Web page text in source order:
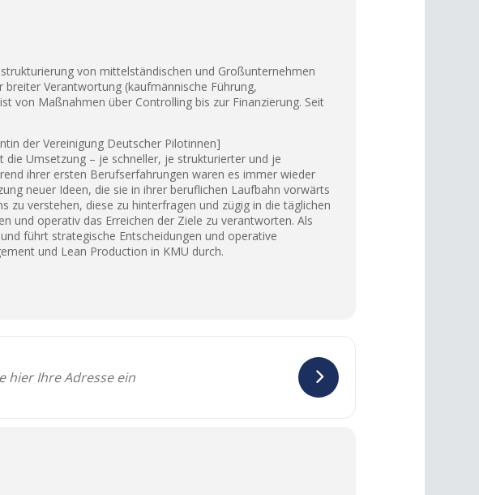
von mittelständischen und Großunternehmen
breiter Verantwortung (kaufmännische Führung,
von Maßnahmen über Controlling bis zur Finanzierung. Seit
der Vereinigung Deutscher Pilotinnen]
Umsetzung – je schneller, je strukturierter und je
ihrer ersten Berufserfahrungen waren es immer wieder
neuer Ideen, die sie in ihrer beruflichen Laufbahn vorwärts
zu verstehen, diese zu hinterfragen und zügig in die täglichen
und operativ das Erreichen der Ziele zu verantworten. Als
führt strategische Entscheidungen und operative
und Lean Production in KMU durch.